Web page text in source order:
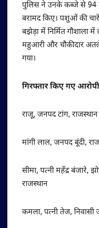
पुलिस ने उनके कब्जे से 94
बरामद किए। पशुओं की
बझेड़ा में निर्मित गौशाला में
महुआरी और चौकीदार
गया।
गिरफ्तार किए गए
राजू, जनपद टांग, राजस्थान
मांगी लाल, जनपद बूंदी,
सीमा, पत्नी महेंद्र बंजारे,
राजस्थान
कमला, पत्नी तेज, निवासी